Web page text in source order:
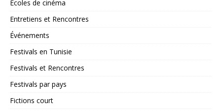
Écoles de cinéma
Entretiens et Rencontres
Événements
Festivals en Tunisie
Festivals et Rencontres
Festivals par pays
Fictions court